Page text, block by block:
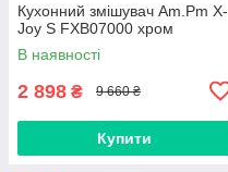
Кухонний змішувач Am.Pm X-
Joy S FXB07000 хром
В наявності
2 898 ₴ 9 660 ₴
Купити